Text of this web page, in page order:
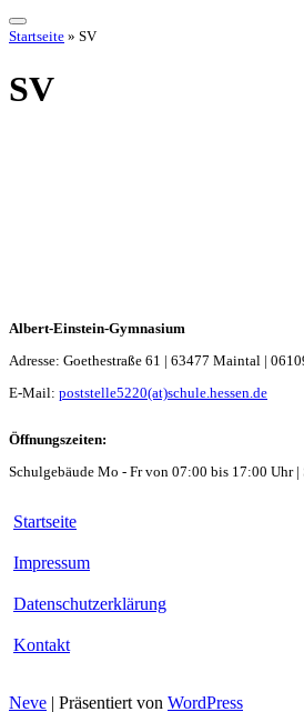
Startseite » SV
SV
Albert-Einstein-Gymnasium
Adresse: Goethestraße 61 | 63477 Maintal |
E-Mail: poststelle5220(at)schule.hessen.de
Öffnungszeiten:
Schulgebäude Mo - Fr von 07:00 bis 17:00 Uhr
Startseite
Impressum
Datenschutzerklärung
Kontakt
Neve | Präsentiert von WordPress